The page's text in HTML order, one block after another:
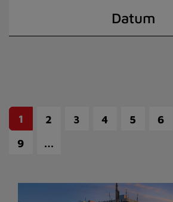
Datum
1 2 3 4 5 6
9
…